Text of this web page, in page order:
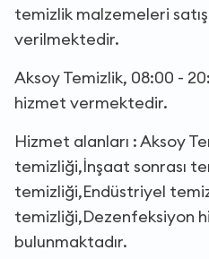
temizlik malzemeleri
verilmektedir.
Aksoy Temizlik, 08:00 -
hizmet vermektedir.
Hizmet alanları : Aksoy
temizliği,İnşaat sonrası
temizliği,Endüstriyel
temizliği,Dezenfeksiyon
bulunmaktadır.